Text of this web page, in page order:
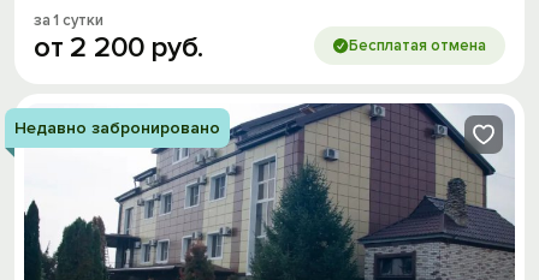
за 1 сутки
от 2 200 руб. Бесплатая отмена
Недавно забронировано